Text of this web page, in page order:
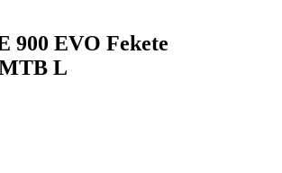
900 EVO Fekete
L